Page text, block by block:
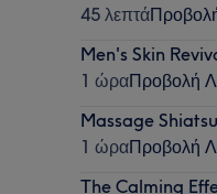
45 λεπτά
Men's Skin
1 ώραΠροβολή
Massage Shiatsu
1 ώραΠροβολή
The Calming